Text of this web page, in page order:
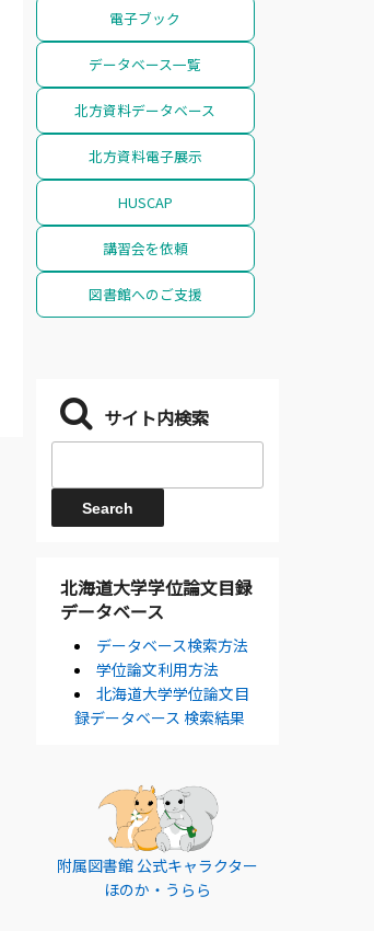
電子ブック
データベース一覧
北方資料データベース
北方資料電子展示
HUSCAP
講習会を依頼
図書館へのご支援
サイト内検索
北海道大学学位論文目録
データベース
データベース検索方法
学位論文利用方法
北海道大学学位論文目
録データベース 検索結果
附属図書館 公式キャラクター
ほのか・うらら